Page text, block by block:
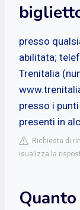
presso
abilitata;
Trenitalia
presso i
presenti in
Richiesta di
isualizza la